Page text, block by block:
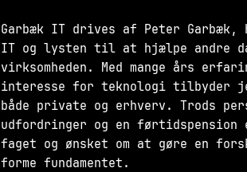
Garbæk IT drives af Peter Garbæk,
IT og lysten til at hjælpe andre
virksomheden. Med mange års
interesse for teknologi tilbyder
både private og erhverv. Trods
udfordringer og en førtidspension
faget og ønsket om at gøre en
forme fundamentet.